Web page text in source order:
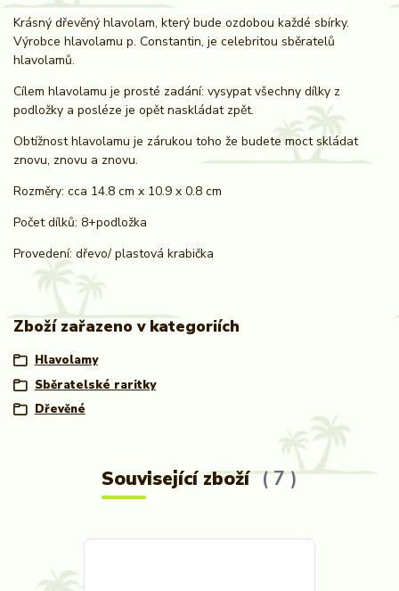
Krásný dřevěný hlavolam, který bude ozdobou každé sbírky.
Výrobce hlavolamu p. Constantin, je celebritou sběratelů
hlavolamů.
Cílem hlavolamu je prosté zadání: vysypat všechny dílky z
podložky a posléze je opět naskládat zpět.
Obtížnost hlavolamu je zárukou toho že budete moct skládat
znovu, znovu a znovu.
Rozměry: cca 14.8 cm x 10.9 x 0.8 cm
Počet dílků: 8+podložka
Provedení: dřevo/ plastová krabička
Zboží zařazeno v kategoriích
Hlavolamy
Sběratelské raritky
Dřevěné
Související zboží 7